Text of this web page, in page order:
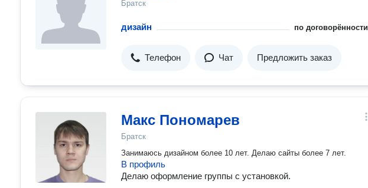
Братск
дизайн по договорённости
Телефон Чат Предложить заказ
Макс Пономарев
Братск
Занимаюсь дизайном более 10 лет. Делаю сайты более 7 лет.
В профиль
Делаю оформление группы с установкой.